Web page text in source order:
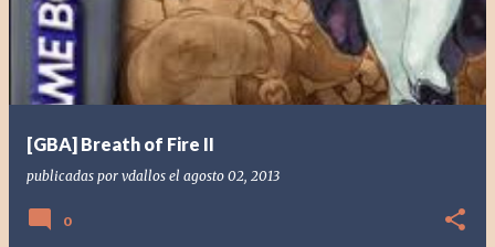
[GBA] Breath of Fire II
publicadas por vdallos el agosto 02, 2013
0